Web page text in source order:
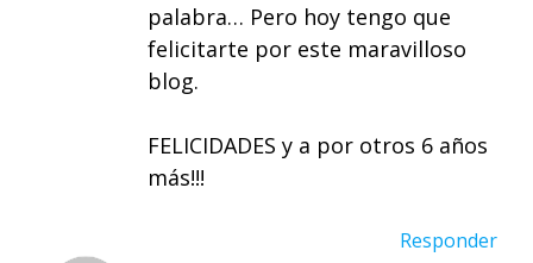
palabra… Pero hoy tengo que
felicitarte por este maravilloso
blog.
FELICIDADES y a por otros 6 años
más!!!
Responder